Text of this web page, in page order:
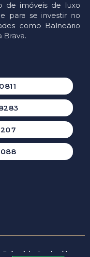
de imóveis de luxo
para se investir no
como Balneário
Brava.
Balneário Camboriú